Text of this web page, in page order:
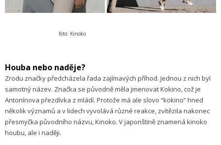
foto: Kinoko
Houba nebo naděje?
Zrodu značky předcházela řada zajímavých příhod. Jednou z nich byl
samotný název. Značka se původně měla jmenovat Kokino, což je
Antonínova přezdívka z mládí. Protože má ale slovo “kokino” hned
několik významů a v lidech vyvolává různé reakce, zvítězila nakonec
přesmyčka původního názvu, Kinoko. V japonštině znamená kinoko
houbu, ale i naději.